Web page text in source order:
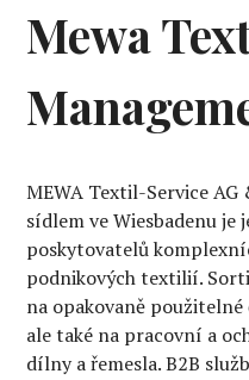
Mewa
MEWA Textil-Service AG
sídlem ve Wiesbadenu
poskytovatelů
podnikových textilií.
na opakovaně
ale také na pracovní a
dílny a řemesla. B2B